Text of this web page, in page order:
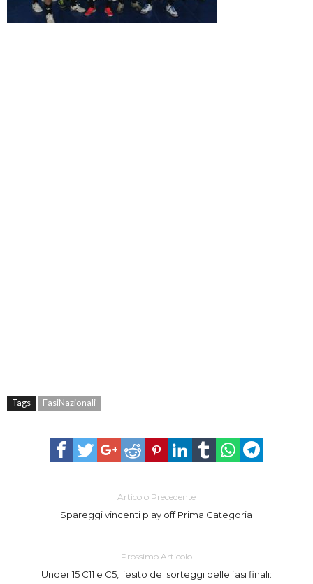
Tags FasiNazionali
Articolo Precedente
Spareggi vincenti play off Prima Categoria
Prossimo Articolo
Under 15 C11 e C5, l’esito dei sorteggi delle fasi finali: